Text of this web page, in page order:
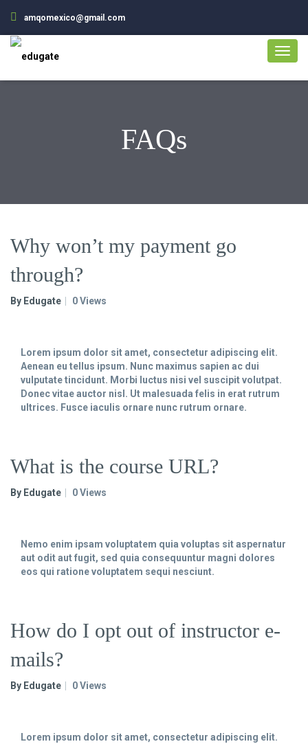
amqomexico@gmail.com
FAQs
Why won’t my payment go
through?
By Edugate 0 Views
Lorem ipsum dolor sit amet, consectetur adipiscing elit.
Aenean eu tellus ipsum. Nunc maximus sapien ac dui
vulputate tincidunt. Morbi luctus nisi vel suscipit volutpat.
Donec vitae auctor nisl. Ut malesuada felis in erat rutrum
ultrices. Fusce iaculis ornare nunc rutrum ornare.
What is the course URL?
By Edugate 0 Views
Nemo enim ipsam voluptatem quia voluptas sit aspernatur
aut odit aut fugit, sed quia consequuntur magni dolores
eos qui ratione voluptatem sequi nesciunt.
How do I opt out of instructor e-
mails?
By Edugate 0 Views
Lorem ipsum dolor sit amet, consectetur adipiscing elit.